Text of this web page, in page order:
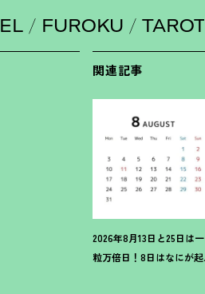
FUROKU TAROT
関連記事
2026年8月13日と25日は一
粒万倍日 ！ 8日はなにが起